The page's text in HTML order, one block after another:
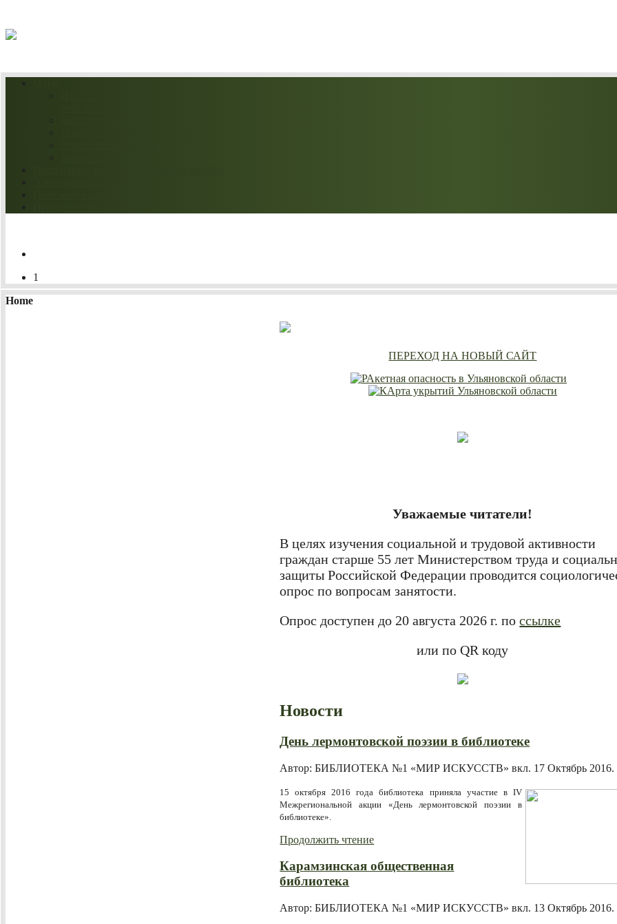
1
Home
ПЕРЕХОД НА НОВЫЙ САЙТ
Уважаемые читатели!
В целях изучения социальной и трудовой активности
граждан старше 55 лет Министерством труда и
защиты Российской Федерации проводится
опрос по вопросам занятости.
Опрос доступен до 20 августа 2026 г. поссылке
или по QR коду
Новости
День лермонтовской поэзии в библиотеке
Автор: БИБЛИОТЕКА №1 «МИР ИСКУССТВ» вкл. 17 Октябрь 2016.
15 октября 2016 года библиотека приняла участие в IV
Межрегиональной акции «День лермонтовской поэзии в
библиотеке».
Продолжить чтение
Карамзинская общественная
библиотека
Автор: БИБЛИОТЕКА №1 «МИР ИСКУССТВ» вкл. 13 Октябрь 2016.